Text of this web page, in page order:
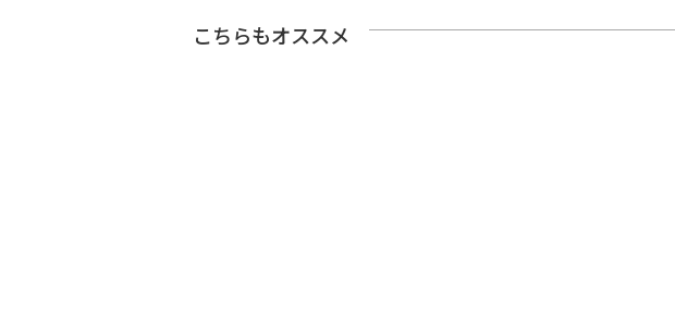
こちらもオススメ